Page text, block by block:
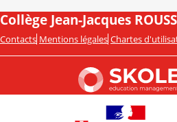
Collège Jean-Jacques
Contacts Mentions légales Chartes